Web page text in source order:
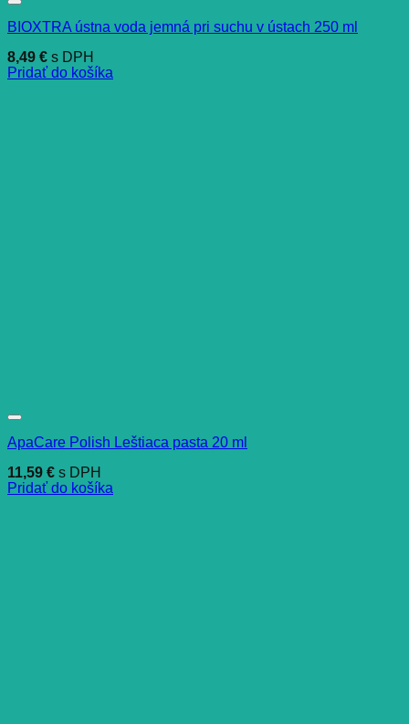
BIOXTRA ústna voda jemná pri suchu v ústach 250 ml
8,49 € s DPH
Pridať do košíka
ApaCare Polish Leštiaca pasta 20 ml
11,59 € s DPH
Pridať do košíka